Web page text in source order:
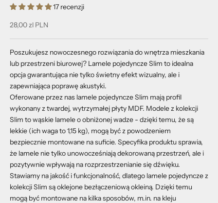
17 recenzji
Cena promocyjna
28,00 zl PLN
Poszukujesz nowoczesnego rozwiązania do wnętrza mieszkania
lub przestrzeni biurowej? Lamele pojedyncze Slim to idealna
opcja gwarantująca nie tylko świetny efekt wizualny, ale i
zapewniająca poprawę akustyki.
Oferowane przez nas lamele pojedyncze Slim mają profil
wykonany z twardej, wytrzymałej płyty MDF. Modele z kolekcji
Slim to wąskie lamele o obniżonej wadze - dzięki temu, że są
lekkie (ich waga to 1,15 kg), mogą być z powodzeniem
bezpiecznie montowane na suficie. Specyfika produktu sprawia,
że lamele nie tylko unowocześniają dekorowaną przestrzeń, ale i
pozytywnie wpływają na rozprzestrzenianie się dźwięku.
Stawiamy na jakość i funkcjonalność, dlatego lamele pojedyncze z
kolekcji Slim są oklejone bezłączeniową okleiną. Dzięki temu
mogą być montowane na kilka sposobów, m.in. na kleju